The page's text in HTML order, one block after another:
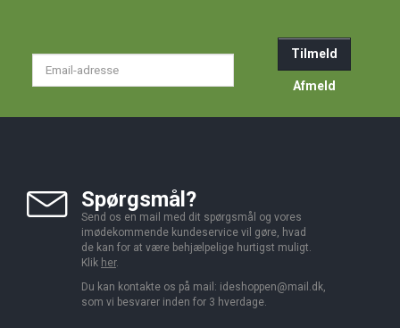
Tilmeld
Afmeld
Spørgsmål?
Send os en mail med dit spørgsmål og vores
imødekommende kundeservice vil gøre, hvad
de kan for at være behjælpelige hurtigst muligt.
Klik her.
Du kan kontakte os på mail: ideshoppen@mail.dk,
som vi besvarer inden for 3 hverdage.